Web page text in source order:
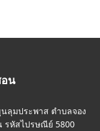
น
ลุมประพาส ตำบลจอง
รหัสไปรษณีย์ 5800